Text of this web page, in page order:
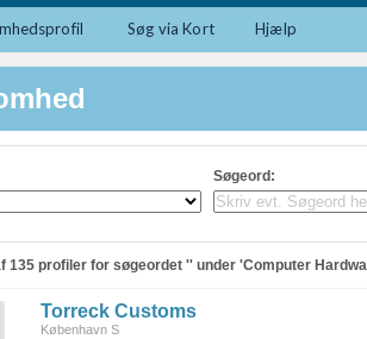
Søg via Kort Hjælp
Søgeord :
135 profiler for søgeordet '' under 'Computer
Torreck Customs
København S